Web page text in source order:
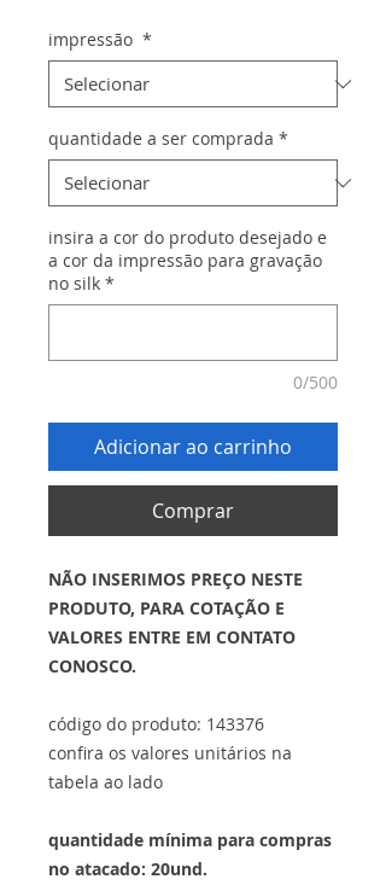
impressão *
quantidade a ser comprada *
insira a cor do produto desejado e
a cor da impressão para gravação
no silk *
0/500
Adicionar ao carrinho
Comprar
NÃO INSERIMOS PREÇO NESTE
PRODUTO, PARA COTAÇÃO E
VALORES ENTRE EM CONTATO
CONOSCO.
código do produto: 143376
confira os valores unitários na
tabela ao lado
quantidade mínima para compras
no atacado: 20und.